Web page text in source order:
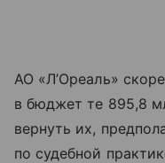
АО «Л’Ореаль»
в бюджет те 895,8
вернуть их,
по судебной